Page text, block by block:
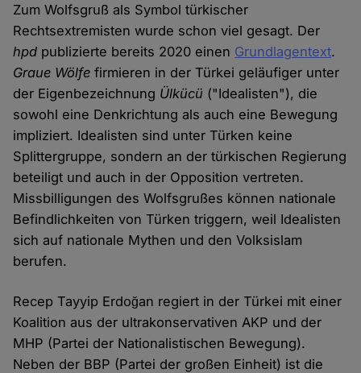
Zum Wolfsgruß als Symbol türkischer
Rechtsextremisten wurde schon viel gesagt. Der
hpd publizierte bereits 2020 einen Grundlagentext.
Graue Wölfe firmieren in der Türkei geläufiger unter
der Eigenbezeichnung Ülkücü ("Idealisten"), die
sowohl eine Denkrichtung als auch eine Bewegung
impliziert. Idealisten sind unter Türken keine
Splittergruppe, sondern an der türkischen Regierung
beteiligt und auch in der Opposition vertreten.
Missbilligungen des Wolfsgrußes können nationale
Befindlichkeiten von Türken triggern, weil Idealisten
sich auf nationale Mythen und den Volksislam
berufen.
Recep Tayyip Erdoğan regiert in der Türkei mit einer
Koalition aus der ultrakonservativen AKP und der
MHP (Partei der Nationalistischen Bewegung).
Neben der BBP (Partei der großen Einheit) ist die